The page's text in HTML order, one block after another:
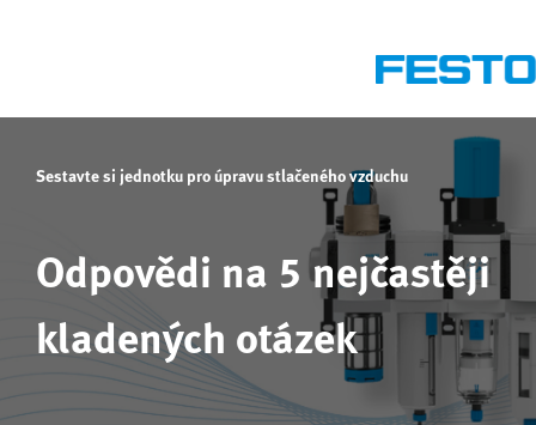
Sestavte si jednotku pro úpravu stlačeného vzduchu
Odpovědi na 5 nejčastěji
kladených otázek